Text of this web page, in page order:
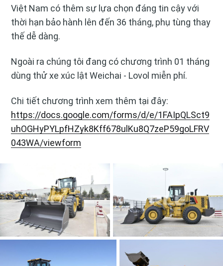
Việt Nam có thêm sự lựa chọn đáng tin cậy với
thời hạn bảo hành lên đến 36 tháng, phụ tùng thay
thế dễ dàng.
Ngoài ra chúng tôi đang có chương trình 01 tháng
dùng thử xe xúc lật Weichai - Lovol miễn phí.
Chi tiết chương trình xem thêm tại đây:
https://docs.google.com/forms/d/e/1FAIpQLSct9
uhOGHyPYLpfHZyk8Kff678ulKu8Q7zeP59goLFRV
043WA/viewform